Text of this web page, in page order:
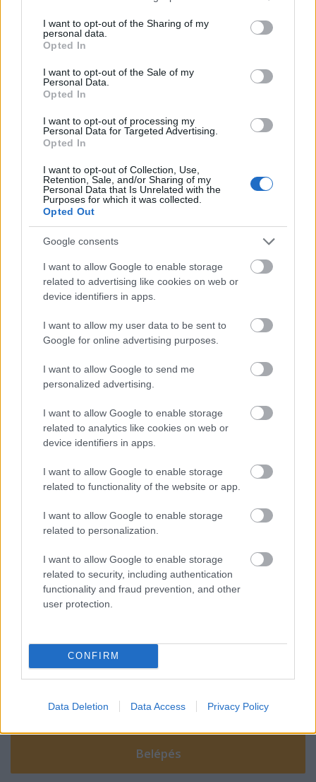
not limited to your visit or usage behaviour. You may click to
grant or deny consent to Google and its third-party tags to
use your data for below specified purposes in below Google
consent section.
I want to opt-out of the Sharing of my
personal data.
Opted In
I want to opt-out of the Sale of my
Personal Data.
Opted In
I want to opt-out of processing my
Personal Data for Targeted Advertising.
Opted In
I want to opt-out of Collection, Use,
Retention, Sale, and/or Sharing of my
Personal Data that Is Unrelated with the
Purposes for which it was collected.
Opted Out
Google consents
I want to allow Google to enable storage
related to advertising like cookies on web or
device identifiers in apps.
I want to allow my user data to be sent to
Google for online advertising purposes.
I want to allow Google to send me
personalized advertising.
I want to allow Google to enable storage
related to analytics like cookies on web or
device identifiers in apps.
I want to allow Google to enable storage
related to functionality of the website or app.
I want to allow Google to enable storage
related to personalization.
I want to allow Google to enable storage
related to security, including authentication
functionality and fraud prevention, and other
user protection.
CONFIRM
Data Deletion Data Access Privacy Policy
Ajánlott bejegyzések:
Szlömösödő Diplomata-negyed
HB2Y
11!
MOME dágvány
Jókai tér átalakítása - 2. lakossági fórum
blog.hu facebook
A hozzászóláshoz be kell lépned!